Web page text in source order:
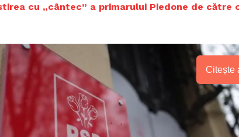
cu „cântec” a primarului Piedone de către
Citește